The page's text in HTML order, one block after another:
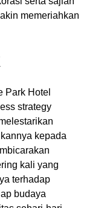
memeriahkan
Park Hotel
strategy
kepada
kali yang
terhadap
budaya